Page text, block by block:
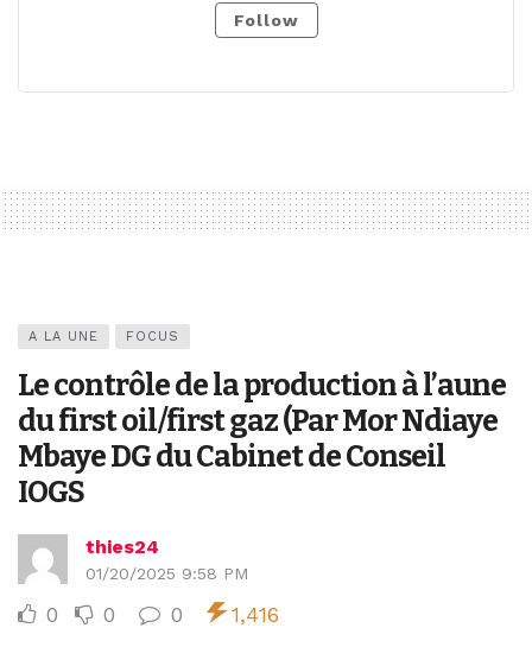
Follow
A LA UNE FOCUS
Le contrôle de la production à l’aune
du first oil/first gaz (Par Mor Ndiaye
Mbaye DG du Cabinet de Conseil
IOGS
thies24
01/20/2025 9:58 PM
0 0 0 1,416